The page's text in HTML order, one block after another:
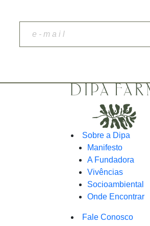
Sobre a Dipa
Manifesto
A Fundadora
Vivências
Socioambiental
Onde Encontrar
Fale Conosco